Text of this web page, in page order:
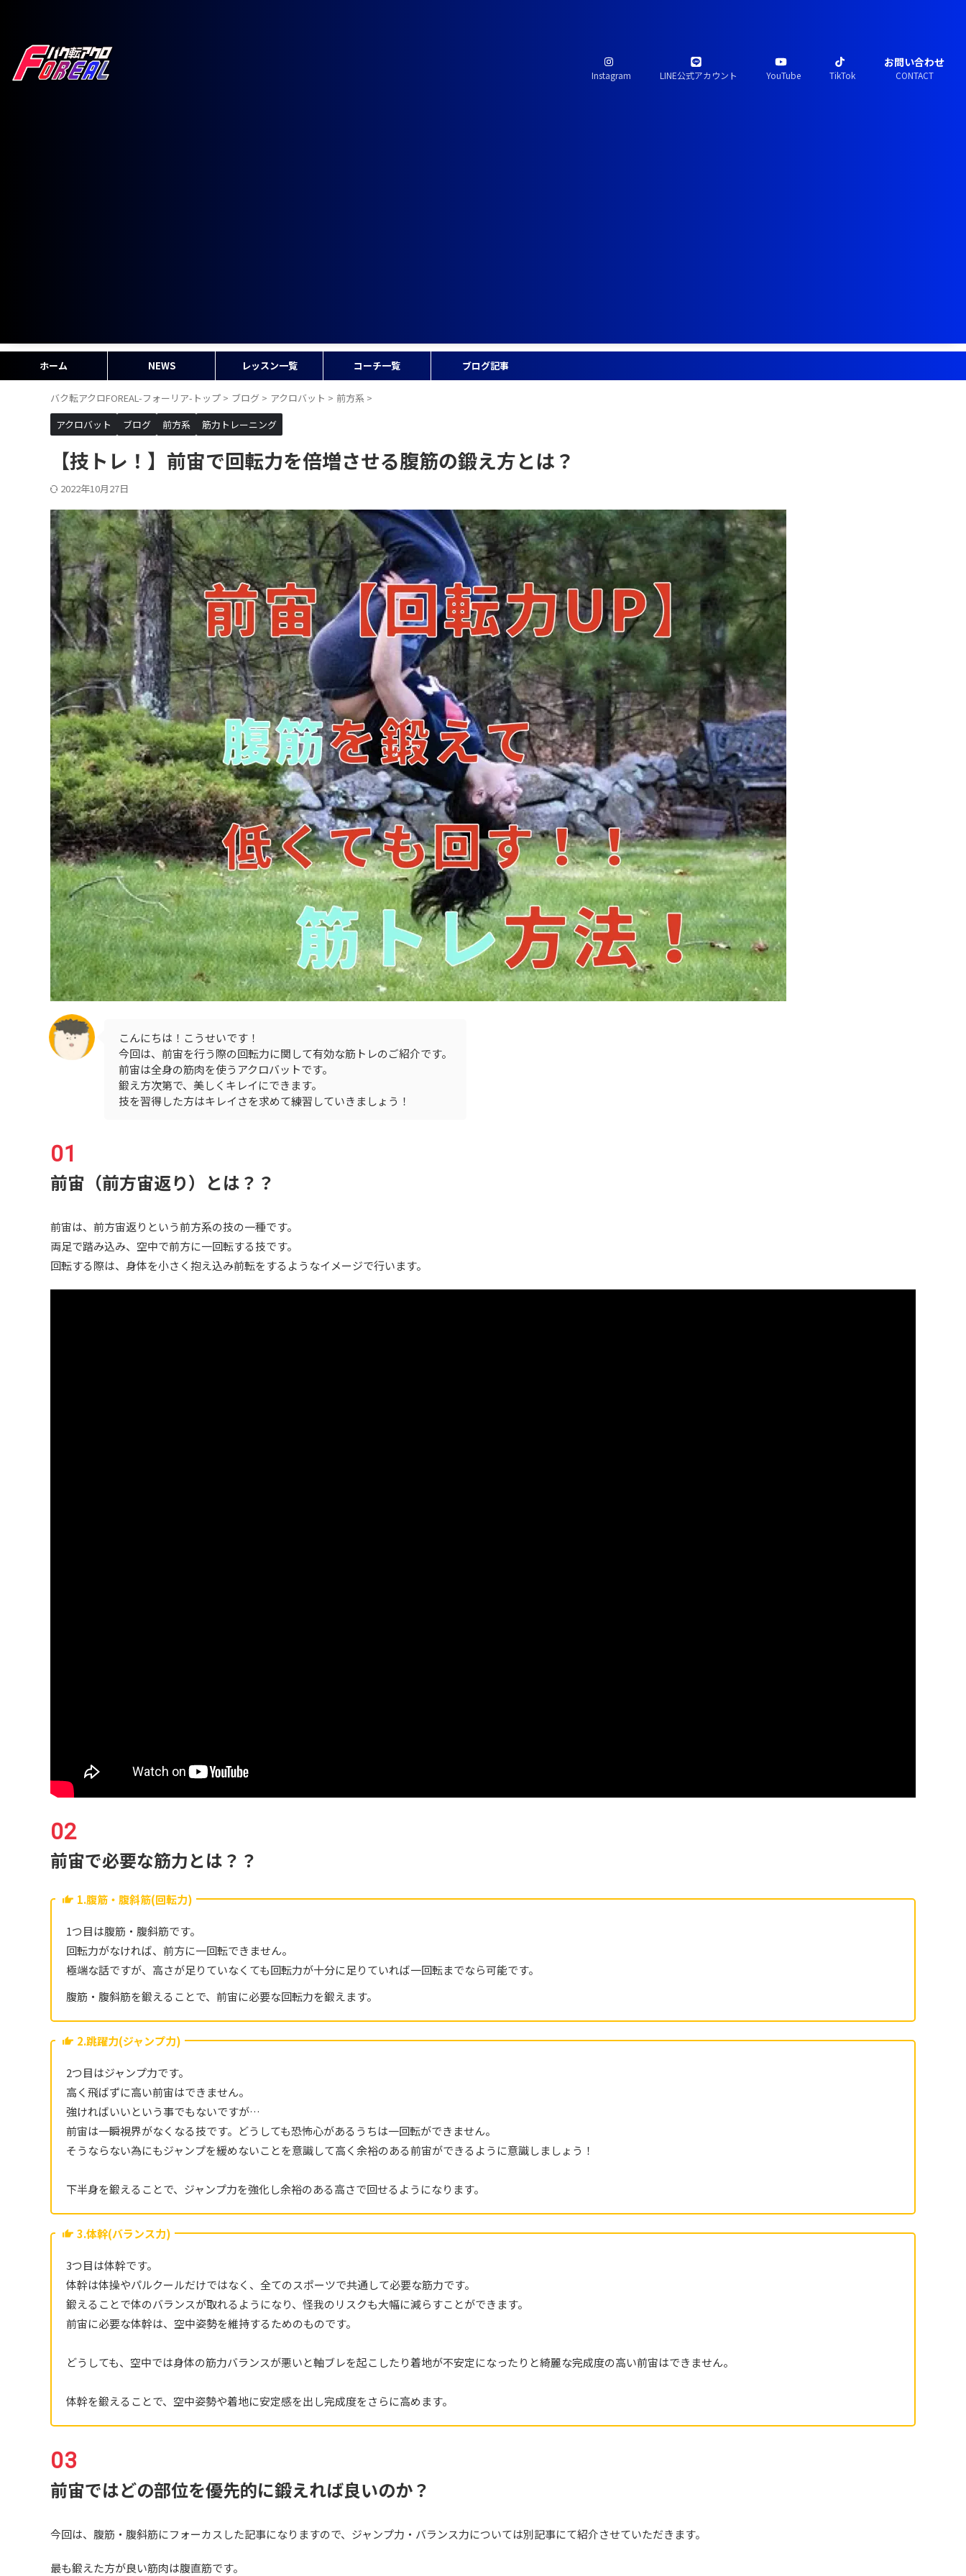
Instagram LINE公式アカウント YouTube TikTok
お問い合わせ
CONTACT
ホーム NEWS レッスン一覧 コーチ一覧 ブログ記事
バク転アクロFOREAL-フォーリア-トップ > ブログ > アクロバット > 前方系 >
アクロバット
ブログ 前方系 筋力トレーニング
【技トレ！】前宙で回転力を倍増させる腹筋の鍛え方とは？
2022年10月27日
こんにちは！こうせいです！
今回は、前宙を行う際の回転力に関して有効な筋トレのご紹介です。
前宙は全身の筋肉を使うアクロバットです。
鍛え方次第で、美しくキレイにできます。
技を習得した方はキレイさを求めて練習していきましょう！
前宙（前方宙返り）とは？？
前宙は、前方宙返りという前方系の技の一種です。
両足で踏み込み、空中で前方に一回転する技です。
回転する際は、身体を小さく抱え込み前転をするようなイメージで行います。
前宙で必要な筋力とは？？
1.腹筋・腹斜筋(回転力)
1つ目は腹筋・腹斜筋です。
回転力がなければ、前方に一回転できません。
極端な話ですが、高さが足りていなくても回転力が十分に足りていれば一回転までなら可能です。
腹筋・腹斜筋を鍛えることで、前宙に必要な回転力を鍛えます。
2.跳躍力(ジャンプ力)
2つ目はジャンプ力です。
高く飛ばずに高い前宙はできません。
強ければいいという事でもないですが…
前宙は一瞬視界がなくなる技です。どうしても恐怖心があるうちは一回転ができません。
そうならない為にもジャンプを緩めないことを意識して高く余裕のある前宙ができるように意識しましょう！
下半身を鍛えることで、ジャンプ力を強化し余裕のある高さで回せるようになります。
3.体幹(バランス力)
3つ目は体幹です。
体幹は体操やパルクールだけではなく、全てのスポーツで共通して必要な筋力です。
鍛えることで体のバランスが取れるようになり、怪我のリスクも大幅に減らすことができます。
前宙に必要な体幹は、空中姿勢を維持するためのものです。
どうしても、空中では身体の筋力バランスが悪いと軸ブレを起こしたり着地が不安定になったりと綺麗な完成度の高い前宙はできません。
体幹を鍛えることで、空中姿勢や着地に安定感を出し完成度をさらに高めます。
前宙ではどの部位を優先的に鍛えれば良いのか？
今回は、腹筋・腹斜筋にフォーカスした記事になりますので、ジャンプ力・バランス力については別記事にて紹介させていただきます。
最も鍛えた方が良い筋肉は腹直筋です。